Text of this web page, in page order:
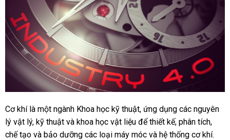
Cơ khí là một ngành Khoa học kỹ thuật, ứng dụng các nguyên
lý vật lý, kỹ thuật và khoa học vật liệu để thiết kế, phân tích,
chế tạo và bảo dưỡng các loại máy móc và hệ thống cơ khí.